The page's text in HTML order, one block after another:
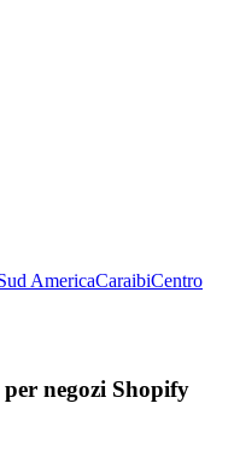
AmericaCaraibiCentro
negozi Shopify